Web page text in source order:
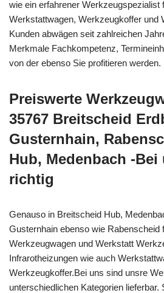
wie ein erfahrener Werkzeugspezialist
Werkstattwagen, Werkzeugkoffer und
Kunden abwägen seit zahlreichen
Merkmale Fachkompetenz,
von der ebenso Sie profitieren werden.
Preiswerte
35767 Breitscheid
Gusternhain,
Hub, Medenbach -
richtig
Genauso in Breitscheid Hub,
Gusternhain ebenso wie Rabenscheid
Werkzeugwagen und Werkstatt
Infrarotheizungen wie auch
Werkzeugkoffer.Bei uns sind unsre
unterschiedlichen Kategorien lieferbar.